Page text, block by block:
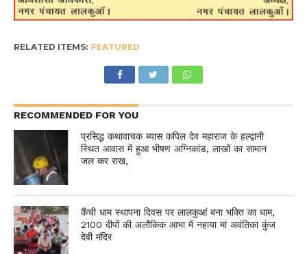
RELATED ITEMS: FEATURED
RECOMMENDED FOR YOU
प्रसिद्ध कथावाचक ब्यास कपिल देव महाराज के हल्द्वानी
स्थित आवास में हुआ भीषण अग्निकांड, लाखों का सामान
जल कर राख,
कैंची धाम स्थापना दिवस पर लालकुआं बना भक्ति का धाम,
2100 दीपों की अलौकिक आभा में नहाया मां अवंतिका कुंज
देवी मंदिर